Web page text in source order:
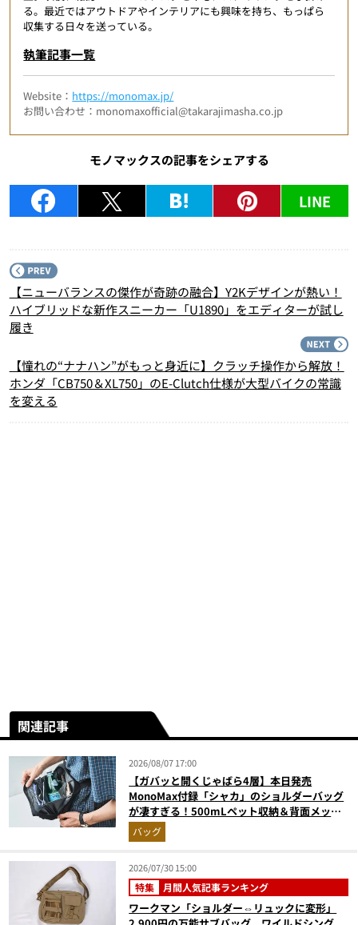
る。最近ではアウトドアやインテリアにも興味を持ち、もっぱら
収集する日々を送っている。
執筆記事一覧
Website： https://monomax.jp/
お問い合わせ：monomaxofficial@takarajimasha.co.jp
モノマックスの記事をシェアする
LINE
【ニューバランスの傑作が奇跡の融合】Y2Kデザインが熱い！
ハイブリッドな新作スニーカー「U1890」をエディターが試し
履き
【憧れの“ナナハン”がもっと身近に】クラッチ操作から解放！
ホンダ「CB750＆XL750」のE-Clutch仕様が大型バイクの常識
を変える
関連記事
2026/08/07 17:00
【ガバッと開くじゃばら4層】本日発売
MonoMax付録「シャカ」のショルダーバッグ
が凄すぎる！500mLペット収納＆背面メッシ
ュでベタつかない
バッグ
2026/07/30 15:00
特集 月間人気記事ランキング
ワークマン「ショルダー⇔リュックに変形」